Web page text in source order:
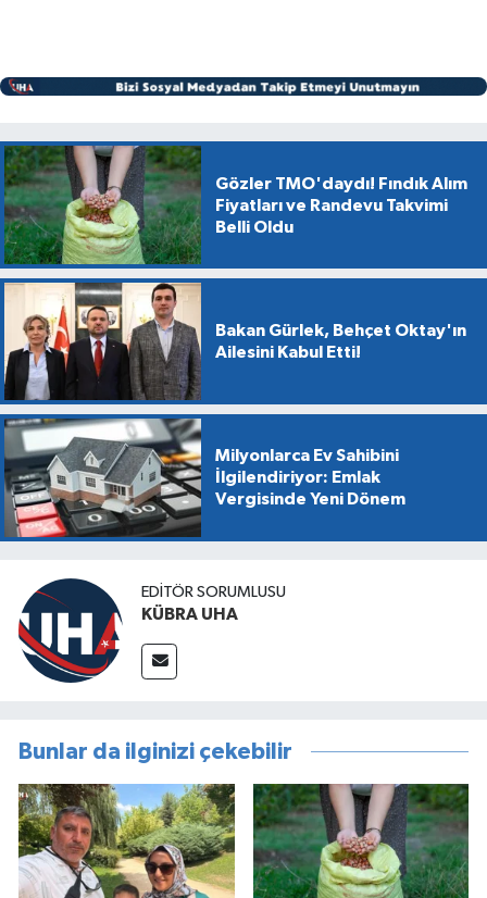
Gözler TMO'daydı! Fındık Alım
Fiyatları ve Randevu Takvimi
Belli Oldu
Bakan Gürlek, Behçet Oktay'ın
Ailesini Kabul Etti!
Milyonlarca Ev Sahibini
İlgilendiriyor: Emlak
Vergisinde Yeni Dönem
EDİTÖR SORUMLUSU
KÜBRA UHA
Bunlar da ilginizi çekebilir